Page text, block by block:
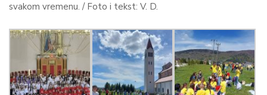
svakom vremenu. / Foto i tekst: V. D.